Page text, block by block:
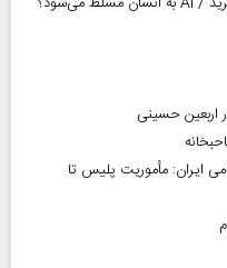
ایران­: مأموریت پلیس تا